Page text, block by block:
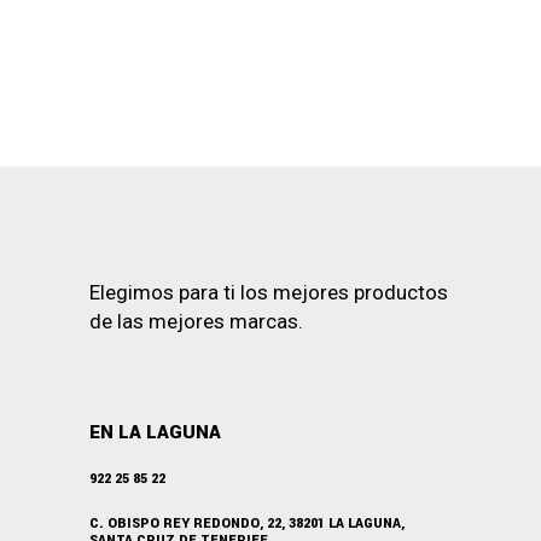
Elegimos para ti los mejores productos
de las mejores marcas.
EN LA LAGUNA
922 25 85 22
C. OBISPO REY REDONDO, 22, 38201 LA LAGUNA,